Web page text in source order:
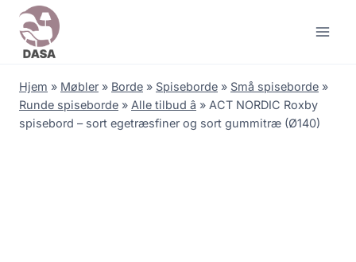
Skip
content
Hjem » Møbler » Borde » Spiseborde » Små spiseborde »
Runde spiseborde » Alle tilbud â » ACT NORDIC Roxby
spisebord – sort egetræsfiner og sort gummitræ (Ø140)